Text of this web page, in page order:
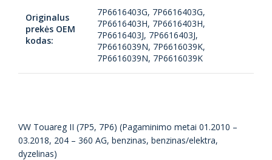
Originalus
prekės OEM
kodas:
7P6616403G, 7P6616403G,
7P6616403H, 7P6616403H,
7P6616403J, 7P6616403J,
7P6616039N, 7P6616039K,
7P6616039N, 7P6616039K
VW Touareg II (7P5, 7P6) (Pagaminimo metai 01.2010 –
03.2018, 204 – 360 AG, benzinas, benzinas/elektra,
dyzelinas)